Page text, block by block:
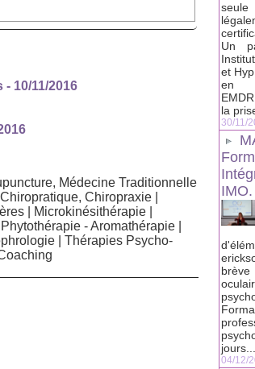
- 10/11/2016
Médecine Traditionnelle
Chiropratique, Chiropraxie
Microkinésithérapie
Phytothérapie - Aromathérapie
Thérapies Psycho-
seule
Un
et
en
la
30/11/
jours...
04/12/